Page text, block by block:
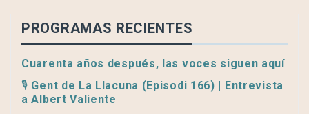
PROGRAMAS RECIENTES
Cuarenta años después, las voces siguen aquí
🎙️ Gent de La Llacuna (Episodi 166) | Entrevista
a Albert Valiente